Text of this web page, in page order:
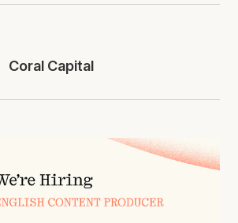
Coral Capital